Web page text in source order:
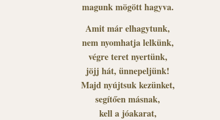
magunk mögött hagyva.
Amit már elhagytunk,
nem nyomhatja lelkünk,
végre teret nyertünk,
jöjj hát, ünnepeljünk!
Majd nyújtsuk kezünket,
segítően másnak,
kell a jóakarat,